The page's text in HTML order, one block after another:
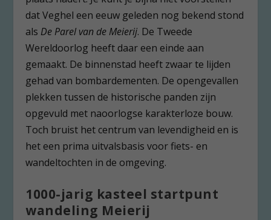
dat Veghel een eeuw geleden nog bekend stond
als De Parel van de Meierij. De Tweede
Wereldoorlog heeft daar een einde aan
gemaakt. De binnenstad heeft zwaar te lijden
gehad van bombardementen. De opengevallen
plekken tussen de historische panden zijn
opgevuld met naoorlogse karakterloze bouw.
Toch bruist het centrum van levendigheid en is
het een prima uitvalsbasis voor fiets- en
wandeltochten in de omgeving.
1000-jarig kasteel startpunt
wandeling Meierij